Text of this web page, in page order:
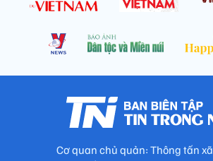
Cơ quan chủ quản: Thông tấn